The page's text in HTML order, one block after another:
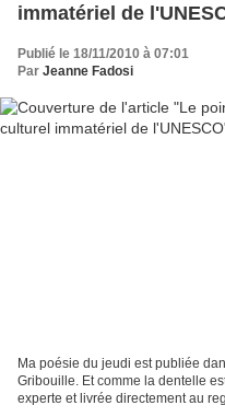
immatériel de
Publié le 18/11/2010 à 07:01
Par Jeanne Fadosi
Ma poésie du jeudi est publiée
Gribouille. Et comme la dentelle
experte et livrée directement au